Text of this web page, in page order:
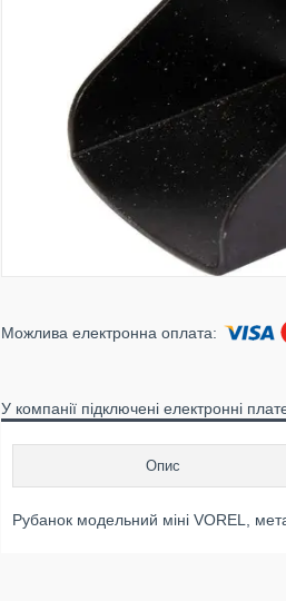
У компанії підключені електронні
Опис
Рубанок модельний міні VOREL,